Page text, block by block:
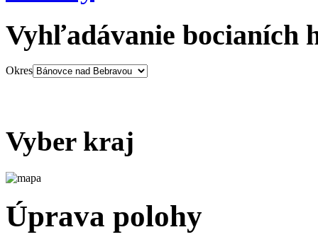
Vyhľadávanie bocianích
Okres
Vyber kraj
Úprava polohy